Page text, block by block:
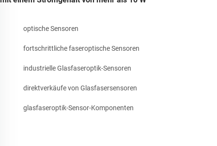
optische Sensoren
fortschrittliche faseroptische Sensoren
industrielle Glasfaseroptik-Sensoren
direktverkäufe von Glasfasersensoren
glasfaseroptik-Sensor-Komponenten